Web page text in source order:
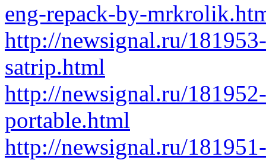
eng-repack-by-
http://newsignal.ru/
satrip.html
http://newsignal.ru/
portable.html
http://newsignal.ru/